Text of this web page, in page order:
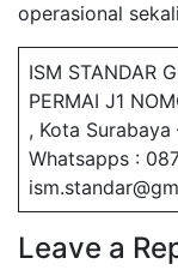
operasional
ISM STANDAR
PERMAI J1
, Kota Surabaya
Whatsapps :
Leave a